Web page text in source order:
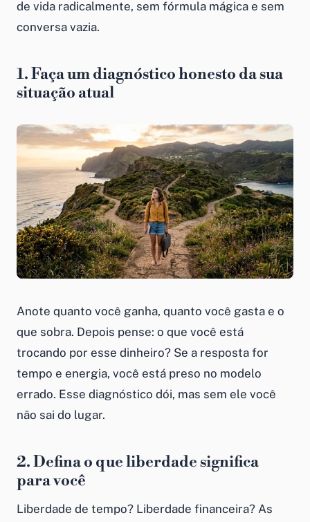
de vida radicalmente, sem fórmula mágica e sem
conversa vazia.
1. Faça um diagnóstico honesto da sua
situação atual
Anote quanto você ganha, quanto você gasta e o
que sobra. Depois pense: o que você está
trocando por esse dinheiro? Se a resposta for
tempo e energia, você está preso no modelo
errado. Esse diagnóstico dói, mas sem ele você
não sai do lugar.
2. Defina o que liberdade significa
para você
Liberdade de tempo? Liberdade financeira? As